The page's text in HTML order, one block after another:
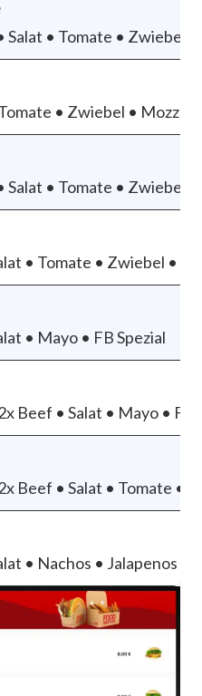
Salat • Tomate • Zwiebel
• Zwiebel •
Salat • Tomate • Zwiebel
• Tomate • Zwiebel •
• Mayo • FB Spezial
Beef • Salat • Mayo • FB
Beef • Salat • Tomate •
• Nachos • Jalapenos •